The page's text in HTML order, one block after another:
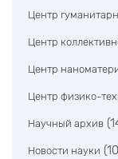
Центр
Центр
Центр
Центр физико-
Научный архив
Новости науки